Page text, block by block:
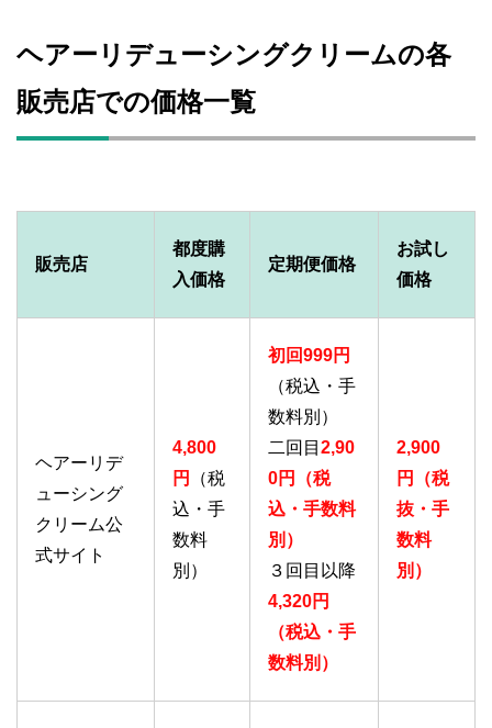
ヘアーリデューシングクリームの各
販売店での価格一覧
販売店
都度購
入価格
定期便価格
お試し
価格
ヘアーリデ
ューシング
クリーム公
式サイト
4,800
円
（税
込・手
数料
別）
初回999円
（税込・手
数料別）
二回目 2,90
0円（税
込・手数料
別）
３回目以降
4,320円
（税込・手
数料別）
2,900
円（税
抜・手
数料
別）